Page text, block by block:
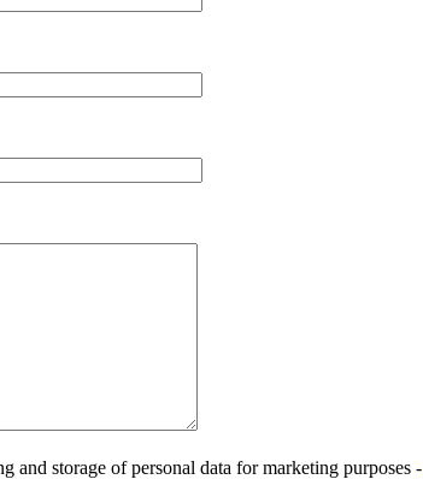
and storage of personal data for marketing purposes -